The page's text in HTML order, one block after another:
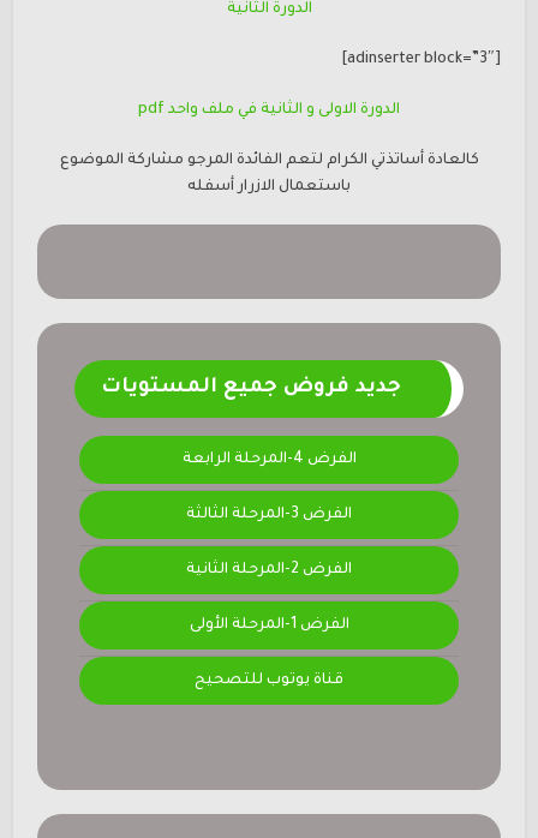
الدورة الثانية
الدورة الاولى و الثانية في ملف واحد pdf
كالعادة أساتذتي الكرام لتعم الفائدة المرجو مشاركة الموضوع
باستعمال الازرار أسفله
جديد فروض جميع المستويات
الفرض 4-المرحلة الرابعة
الفرض 3-المرحلة الثالثة
الفرض 2-المرحلة الثانية
الفرض 1-المرحلة الأولى
قناة يوتوب للتصحيح